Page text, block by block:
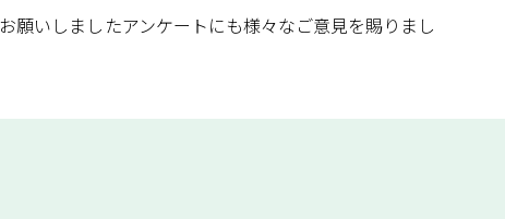
願いしましたアンケートにも様々なご意見を賜りまし